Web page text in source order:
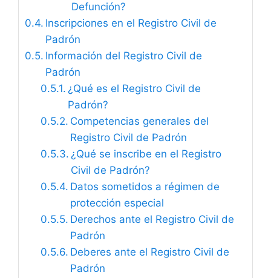
Defunción?
Inscripciones en el Registro Civil de
Padrón
Información del Registro Civil de
Padrón
¿Qué es el Registro Civil de
Padrón?
Competencias generales del
Registro Civil de Padrón
¿Qué se inscribe en el Registro
Civil de Padrón?
Datos sometidos a régimen de
protección especial
Derechos ante el Registro Civil de
Padrón
Deberes ante el Registro Civil de
Padrón